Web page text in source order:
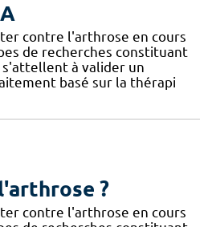
contre l'arthrose en cours
de recherches constituant
s'attellent à valider un
basé sur la thérapi
?
contre l'arthrose en cours